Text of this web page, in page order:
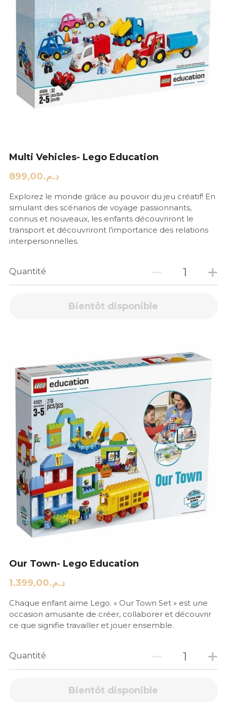
Multi Vehicles- Lego Education
د.م.899,00
Explorez le monde grâce au pouvoir du jeu créatif! En
simulant des scénarios de voyage passionnants,
connus et nouveaux, les enfants découvriront le
transport et découvriront l’importance des relations
interpersonnelles.
Quantité
Bientôt disponible
Our Town- Lego Education
د.م.1.399,00
Chaque enfant aime Lego. « Our Town Set » est une
occasion amusante de créer, collaborer et découvrir
ce que signifie travailler et jouer ensemble.
Quantité
Bientôt disponible